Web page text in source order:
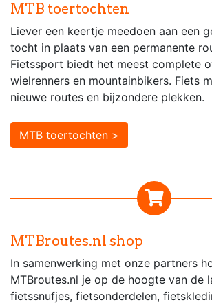
MTB toertochten
Liever een keertje meedoen aan een
tocht in plaats van een permanente
Fietssport biedt het meest complete
wielrenners en mountainbikers. Fiets
nieuwe routes en bijzondere plekken.
MTB toertochten >
MTBroutes.nl shop
In samenwerking met onze partners
MTBroutes.nl je op de hoogte van de
fietssnufjes, fietsonderdelen,